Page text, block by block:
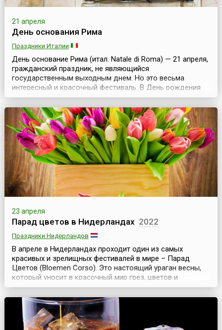
21 апреля
День основания Рима
Праздники Италии
День основание Рима (итал. Natale di Roma) — 21 апреля,
гражданский праздник, не являющийся
государственным выходным днем. Но это весьма
интересный и красочный фестиваль. В День рождения
Рима совершается символическое открытие ворот
города, чтобы в них смогли войти как жители Рима, так и
многочисленные туристы. Празднование продолжается,
как правило, несколько дней и может начинаться до
самой даты...
23 апреля
Парад цветов в Нидерландах 2022
Праздники Нидерландов
В апреле в Нидерландах проходит один из самых
красивых и зрелищных фестивалей в мире – Парад
Цветов (Bloemen Corso). Это настоящий ураган весны,
который уносит в красочный мир грез, цветов и
солнца.Весь праздник цветов длится 5 дней, но главное
мероприятие – парад проходит в субботу. По традиции,
цветочное шествие, начинающееся в 9 утра в
Нордвейке, представляет собой большую праздничную
колон...